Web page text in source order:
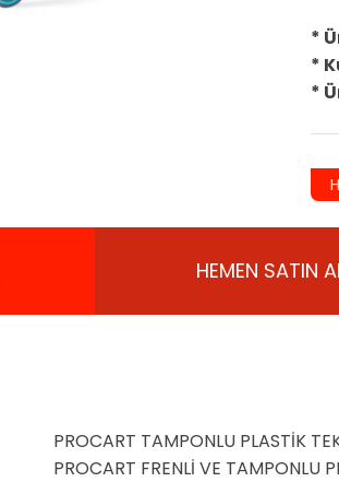
*
*
*
HEMEN SATIN
PROCART TAMPONLU PLASTİK
PROCART FRENLİ VE TAMPONLU